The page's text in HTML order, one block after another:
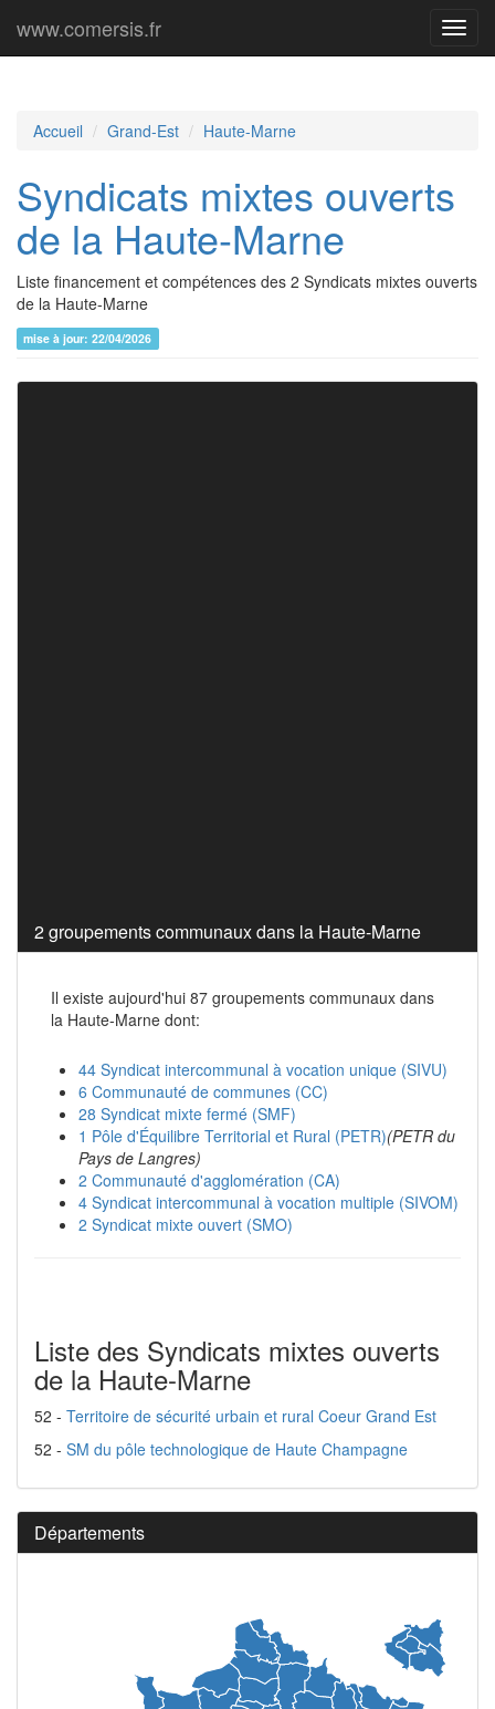
Menu
www.comersis.fr
Accueil Grand-Est Haute-Marne
Syndicats mixtes ouverts
de la Haute-Marne
Liste financement et compétences des 2 Syndicats mixtes ouverts
de la Haute-Marne
mise à jour: 22/04/2026
2 groupements communaux dans la Haute-Marne
Il existe aujourd'hui 87 groupements communaux dans
la Haute-Marne dont:
44 Syndicat intercommunal à vocation unique (SIVU)
6 Communauté de communes (CC)
28 Syndicat mixte fermé (SMF)
1 Pôle d'Équilibre Territorial et Rural (PETR)(PETR du
Pays de Langres)
2 Communauté d'agglomération (CA)
4 Syndicat intercommunal à vocation multiple (SIVOM)
2 Syndicat mixte ouvert (SMO)
Liste des Syndicats mixtes ouverts
de la Haute-Marne
52 - Territoire de sécurité urbain et rural Coeur Grand Est
52 - SM du pôle technologique de Haute Champagne
Départements